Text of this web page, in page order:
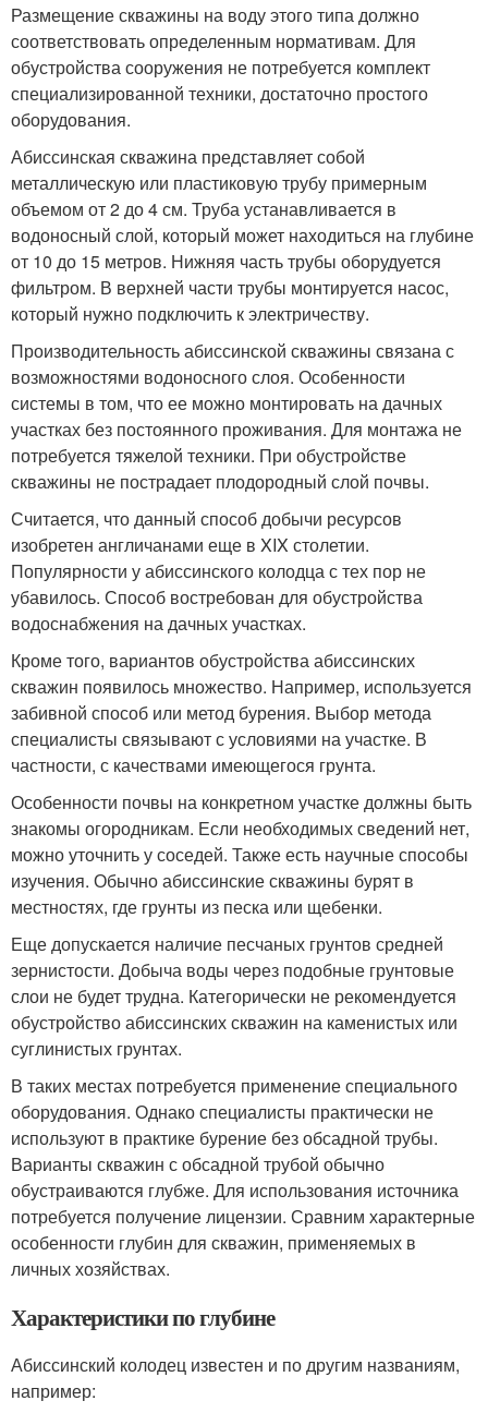
Размещение скважины на воду этого типа должно
соответствовать определенным нормативам. Для
обустройства сооружения не потребуется комплект
специализированной техники, достаточно простого
оборудования.
Абиссинская скважина представляет собой
металлическую или пластиковую трубу примерным
объемом от 2 до 4 см. Труба устанавливается в
водоносный слой, который может находиться на глубине
от 10 до 15 метров. Нижняя часть трубы оборудуется
фильтром. В верхней части трубы монтируется насос,
который нужно подключить к электричеству.
Производительность абиссинской скважины связана с
возможностями водоносного слоя. Особенности
системы в том, что ее можно монтировать на дачных
участках без постоянного проживания. Для монтажа не
потребуется тяжелой техники. При обустройстве
скважины не пострадает плодородный слой почвы.
Считается, что данный способ добычи ресурсов
изобретен англичанами еще в XIX столетии.
Популярности у абиссинского колодца с тех пор не
убавилось. Способ востребован для обустройства
водоснабжения на дачных участках.
Кроме того, вариантов обустройства абиссинских
скважин появилось множество. Например, используется
забивной способ или метод бурения. Выбор метода
специалисты связывают с условиями на участке. В
частности, с качествами имеющегося грунта.
Особенности почвы на конкретном участке должны быть
знакомы огородникам. Если необходимых сведений нет,
можно уточнить у соседей. Также есть научные способы
изучения. Обычно абиссинские скважины бурят в
местностях, где грунты из песка или щебенки.
Еще допускается наличие песчаных грунтов средней
зернистости. Добыча воды через подобные грунтовые
слои не будет трудна. Категорически не рекомендуется
обустройство абиссинских скважин на каменистых или
суглинистых грунтах.
В таких местах потребуется применение специального
оборудования. Однако специалисты практически не
используют в практике бурение без обсадной трубы.
Варианты скважин с обсадной трубой обычно
обустраиваются глубже. Для использования источника
потребуется получение лицензии. Сравним характерные
особенности глубин для скважин, применяемых в
личных хозяйствах.
Характеристики по глубине
Абиссинский колодец известен и по другим названиям,
например: